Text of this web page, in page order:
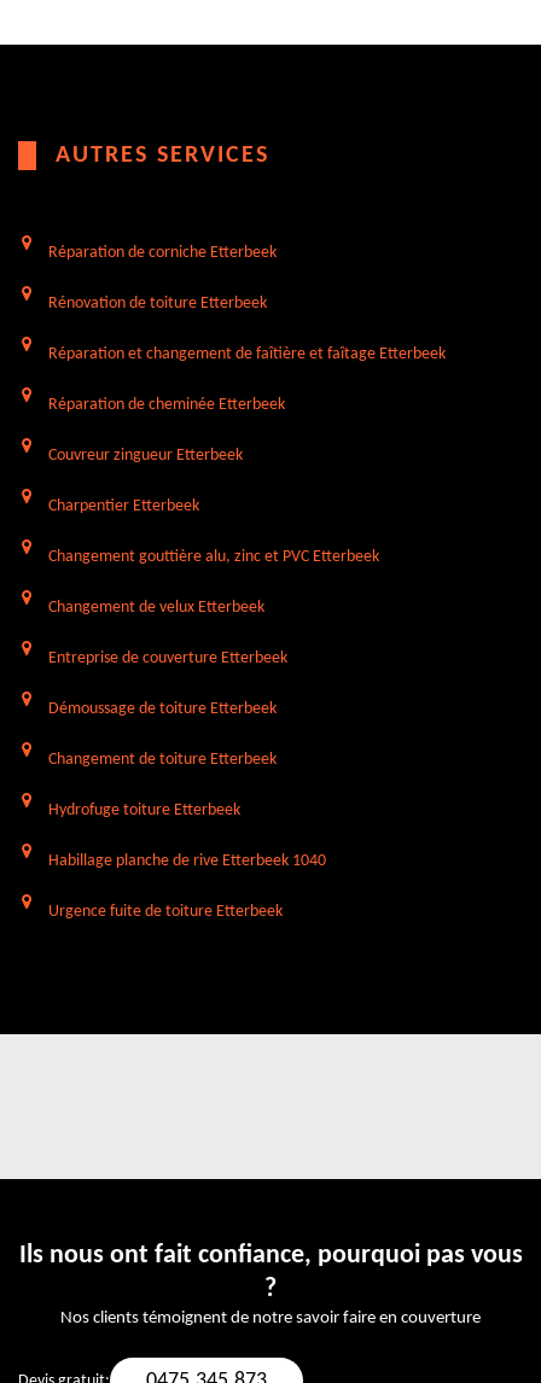
AUTRES SERVICES
Réparation de corniche Etterbeek
Rénovation de toiture Etterbeek
Réparation et changement de faîtière et faîtage Etterbeek
Réparation de cheminée Etterbeek
Couvreur zingueur Etterbeek
Charpentier Etterbeek
Changement gouttière alu, zinc et PVC Etterbeek
Changement de velux Etterbeek
Entreprise de couverture Etterbeek
Démoussage de toiture Etterbeek
Changement de toiture Etterbeek
Hydrofuge toiture Etterbeek
Habillage planche de rive Etterbeek 1040
Urgence fuite de toiture Etterbeek
Ils nous ont fait confiance, pourquoi pas vous
?
Nos clients témoignent de notre savoir faire en couverture